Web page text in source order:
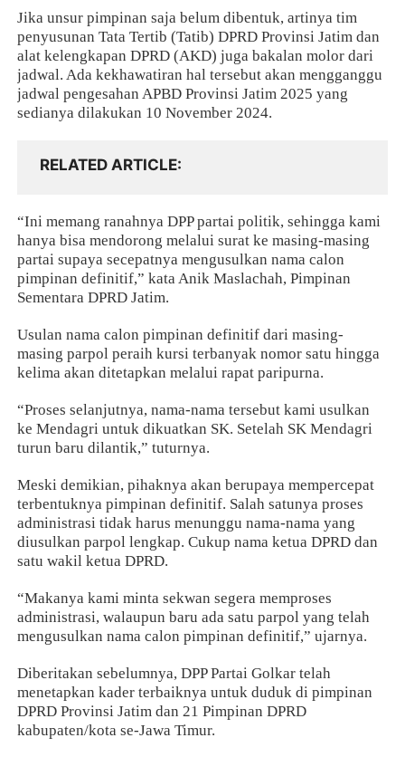
Jika unsur pimpinan saja belum dibentuk, artinya tim
penyusunan Tata Tertib (Tatib) DPRD Provinsi Jatim dan
alat kelengkapan DPRD (AKD) juga bakalan molor dari
jadwal. Ada kekhawatiran hal tersebut akan mengganggu
jadwal pengesahan APBD Provinsi Jatim 2025 yang
sedianya dilakukan 10 November 2024.
RELATED ARTICLE
“Ini memang ranahnya DPP partai politik, sehingga kami
hanya bisa mendorong melalui surat ke masing-masing
partai supaya secepatnya mengusulkan nama calon
pimpinan definitif,” kata Anik Maslachah, Pimpinan
Sementara DPRD Jatim.
Usulan nama calon pimpinan definitif dari masing-
masing parpol peraih kursi terbanyak nomor satu hingga
kelima akan ditetapkan melalui rapat paripurna.
“Proses selanjutnya, nama-nama tersebut kami usulkan
ke Mendagri untuk dikuatkan SK. Setelah SK Mendagri
turun baru dilantik,” tuturnya.
Meski demikian, pihaknya akan berupaya mempercepat
terbentuknya pimpinan definitif. Salah satunya proses
administrasi tidak harus menunggu nama-nama yang
diusulkan parpol lengkap. Cukup nama ketua DPRD dan
satu wakil ketua DPRD.
“Makanya kami minta sekwan segera memproses
administrasi, walaupun baru ada satu parpol yang telah
mengusulkan nama calon pimpinan definitif,” ujarnya.
Diberitakan sebelumnya, DPP Partai Golkar telah
menetapkan kader terbaiknya untuk duduk di pimpinan
DPRD Provinsi Jatim dan 21 Pimpinan DPRD
kabupaten/kota se-Jawa Timur.